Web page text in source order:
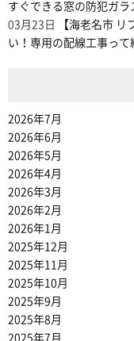
すぐできる窓の防犯ガラ
03月23日
【海老名市
い！専用の配線工事って
2026年7月
2026年6月
2026年5月
2026年4月
2026年3月
2026年2月
2026年1月
2025年12月
2025年11月
2025年10月
2025年9月
2025年8月
2025年7月